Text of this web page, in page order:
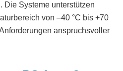
Die Systeme unterstützen
von –40 °C bis +70
anspruchsvoller